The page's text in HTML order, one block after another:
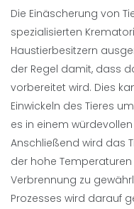
Die Einäscherung von
spezialisierten
Haustierbesitzern
der Regel damit, dass
vorbereitet wird. Dies
Einwickeln des Tieres
es in einem
Anschließend wird das
der hohe
Verbrennung zu
Prozesses wird darauf